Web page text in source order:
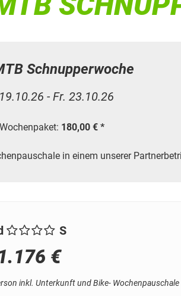
Schnupperwoche
- Fr. 23.10.26
180,00 € *
in einem unserer
S
€
inkl. Unterkunft und Bike- Wochenpauschale